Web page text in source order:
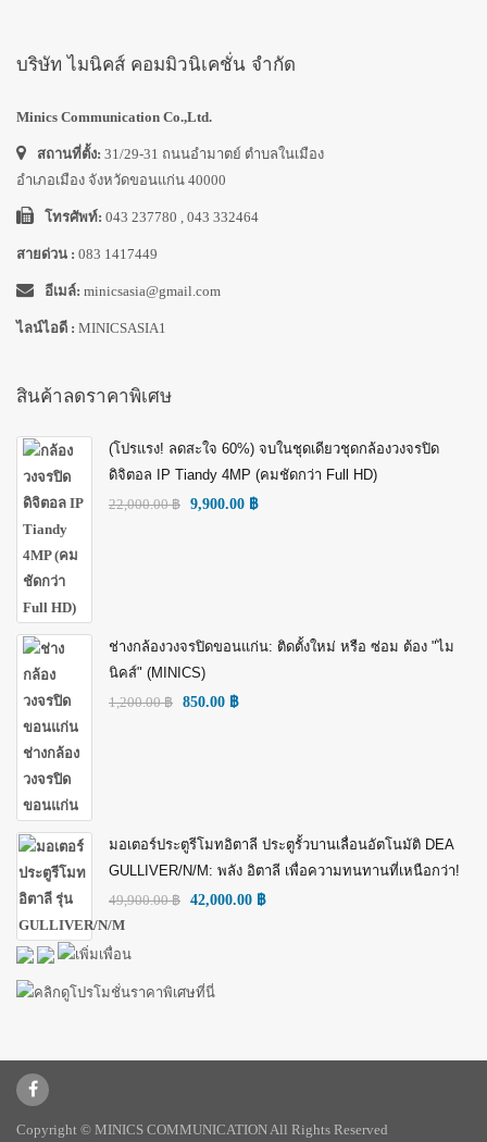
บริษัท ไมนิคส์ คอมมิวนิเคชั่น จำกัด
Minics Communication Co.,Ltd.
สถานที่ตั้ง: 31/29-31 ถนนอำมาตย์ ตำบลในเมือง
อำเภอเมือง จังหวัดขอนแก่น 40000
โทรศัพท์: 043 237780 , 043 332464
สายด่วน : 083 1417449
อีเมล์: minicsasia@gmail.com
ไลน์ไอดี : MINICSASIA1
สินค้าลดราคาพิเศษ
(โปรแรง! ลดสะใจ 60%) จบในชุดเดียวชุดกล้องวงจรปิด
ดิจิตอล IP Tiandy 4MP (คมชัดกว่า Full HD)
22,000.00฿ 9,900.00 ฿
ช่างกล้องวงจรปิดขอนแก่น: ติดตั้งใหม่ หรือ ซ่อม ต้อง "ไม
นิคส์" (MINICS)
1,200.00฿ 850.00 ฿
มอเตอร์ประตูรีโมทอิตาลี ประตูรั้วบานเลื่อนอัตโนมัติ DEA
GULLIVER/N/M: พลัง อิตาลี เพื่อความทนทานที่เหนือกว่า!
49,900.00฿ 42,000.00 ฿
Copyright © MINICS COMMUNICATION All Rights Reserved